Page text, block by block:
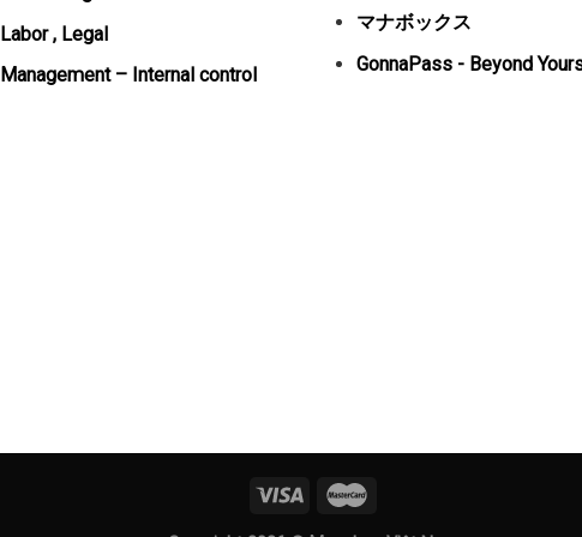
Labor , Legal
Management – Internal control
マナボックス
GonnaPass - Beyond